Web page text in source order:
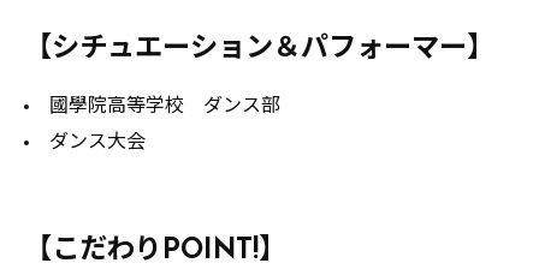
【シチュエーション＆パフォーマー】
國學院高等学校 ダンス部
ダンス大会
【こだわりPOINT!】